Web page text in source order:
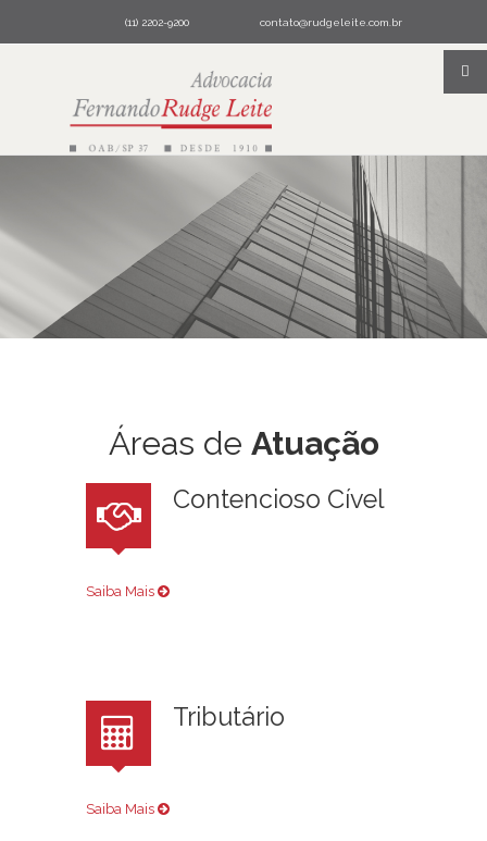
(11) 2202-9200 contato@rudgeleite.com.br
Áreas de Atuação
Contencioso Cível
Saiba Mais
Tributário
Saiba Mais